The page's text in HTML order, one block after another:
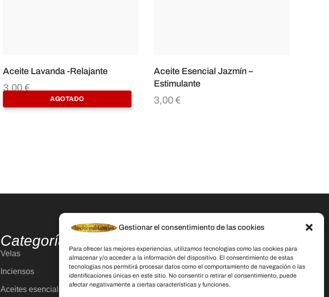
Gestionar el consentimiento de las cookies
Para ofrecer las mejores experiencias, utilizamos tecnologías como las cookies para
almacenar y/o acceder a la información del dispositivo. El consentimiento de estas
tecnologías nos permitirá procesar datos como el comportamiento de navegación o las
identificaciones únicas en este sitio. No consentir o retirar el consentimiento, puede
afectar negativamente a ciertas características y funciones.
AGOTADO
Aceite Lavanda -Relajante
3,00€
Aceite Esencial Jazmín –
Estimulante
3,00€
Categorías
Velas
Inciensos
Aceites esenciales
Dirección:C/ Stella Maris, 20 50015
Zaragoza
Teléfono:691 079 414